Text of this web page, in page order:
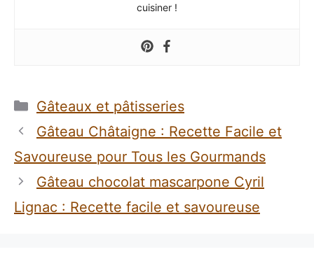
cuisiner !
Catégories
Gâteaux et pâtisseries
Gâteau Châtaigne : Recette Facile et
Savoureuse pour Tous les Gourmands
Gâteau chocolat mascarpone Cyril
Lignac : Recette facile et savoureuse